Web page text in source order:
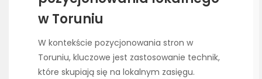
w Toruniu
W kontekście pozycjonowania stron w
Toruniu, kluczowe jest zastosowanie technik,
które skupiają się na lokalnym zasięgu.